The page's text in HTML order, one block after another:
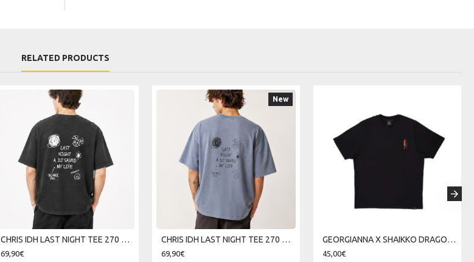
RELATED PRODUCTS
CHRIS IDH LAST NIGHT TEE 270 GSM SKU226TT12-02V
69,90€
New
CHRIS IDH LAST NIGHT TEE 270 GSM SKU226TT12-06V
69,90€
GEORGIANNA X SHAIKKO DRAGON TEE GAN224TB3-2020
45,00€